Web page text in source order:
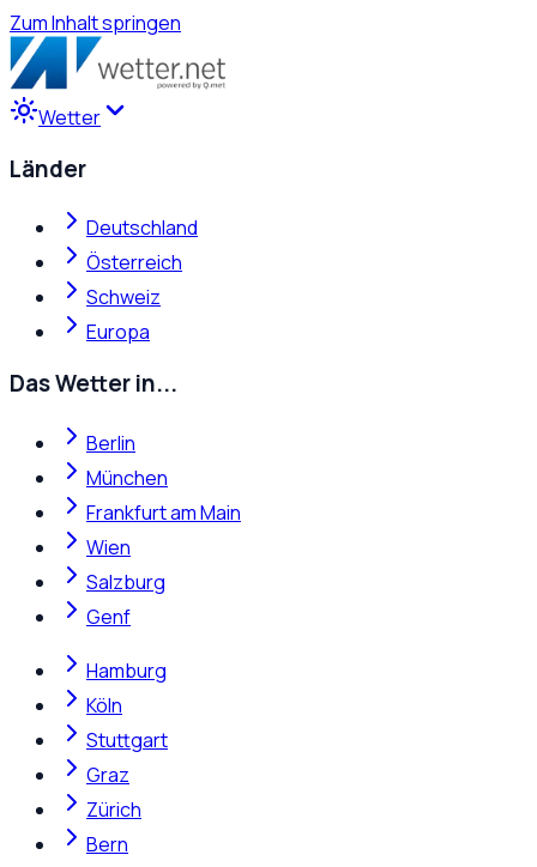
Zum Inhalt springen
Wetter
Länder
Deutschland
Österreich
Schweiz
Europa
Das Wetter in...
Berlin
München
Frankfurt am Main
Wien
Salzburg
Genf
Hamburg
Köln
Stuttgart
Graz
Zürich
Bern